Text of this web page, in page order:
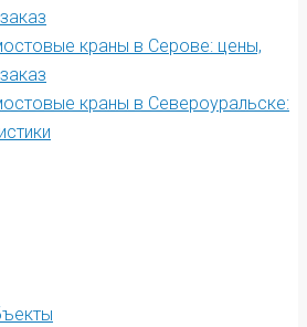
краны в Серове: цены,
краны в Североуральске: